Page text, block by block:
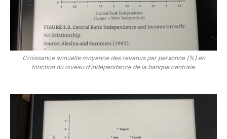
Croissance annuelle moyenne des revenus par personne (%) en
fonction du niveau d’indépendance de la banque centrale.